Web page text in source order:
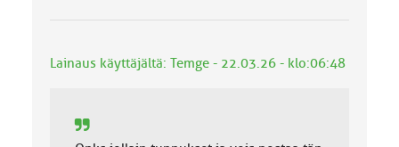
a
Lainaus käyttäjältä: Temge - 22.03.26 - klo:06:48